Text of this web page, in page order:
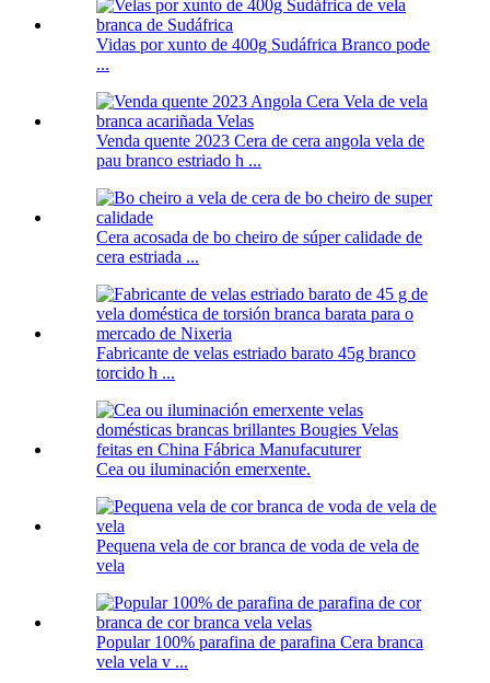
Vidas por xunto de 400g Sudáfrica Branco pode
...
Venda quente 2023 Cera de cera angola vela de
pau branco estriado h ...
Cera acosada de bo cheiro de súper calidade de
cera estriada ...
Fabricante de velas estriado barato 45g branco
torcido h ...
Cea ou iluminación emerxente.
Pequena vela de cor branca de voda de vela de
vela
Popular 100% parafina de parafina Cera branca
vela vela v ...